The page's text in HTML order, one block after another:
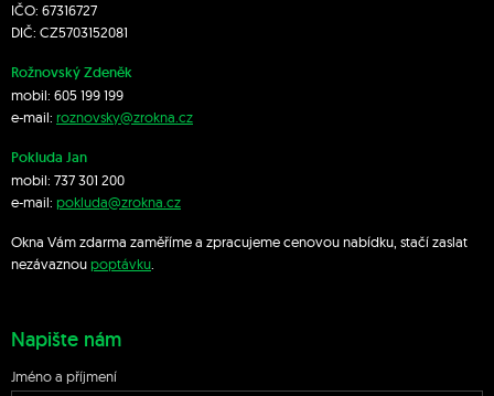
IČO: 67316727
DIČ: CZ5703152081
Rožnovský Zdeněk
mobil: 605 199 199
e-mail: roznovsky@zrokna.cz
Pokluda Jan
mobil: 737 301 200
e-mail: pokluda@zrokna.cz
Okna Vám zdarma zaměříme a zpracujeme cenovou nabídku, stačí zaslat
nezávaznoupoptávku
Napište nám
Jméno a příjmení